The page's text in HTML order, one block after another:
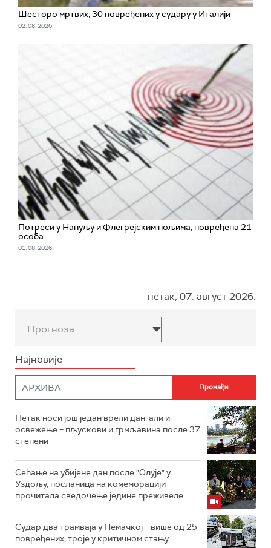
Шесторо мртвих, 30 повређених у судару у Италији
02. 08. 2026.
Потреси у Напуљу и Флегрејским пољима, повређена 21
особа
01. 08. 2026.
петак, 07. август 2026.
Прогноза
Најновије
Петак носи још један врели дан, али и
освежење – пљускови и грмљавина после 37
степени
Сећање на убијене дан после "Олује" у
Уздољу, посланица на комеморацији
прочитала сведочење једине преживеле
Судар два трамваја у Немачкој – више од 25
повређених, троје у критичном стању